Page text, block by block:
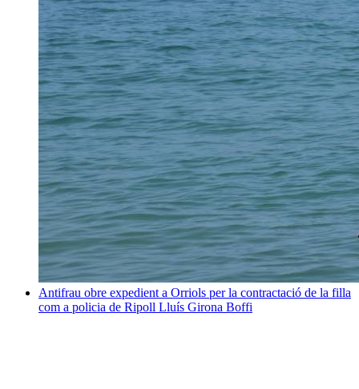
Antifrau obre expedient a Orriols per la contractació de la filla
com a policia de Ripoll Lluís Girona Boffi